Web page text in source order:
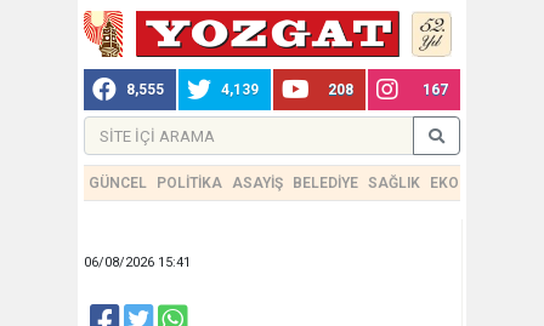
8,555 4,139 208 167
GÜNCEL POLİTİKA ASAYİŞ BELEDİYE SAĞLIK EKONOMİ
06/08/2026 15:41